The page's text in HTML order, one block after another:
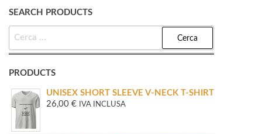
SEARCH PRODUCTS
RICERCA
PRODUCTS
UNISEX SHORT SLEEVE V-NECK T-SHIRT
26,00 € IVA INCLUSA